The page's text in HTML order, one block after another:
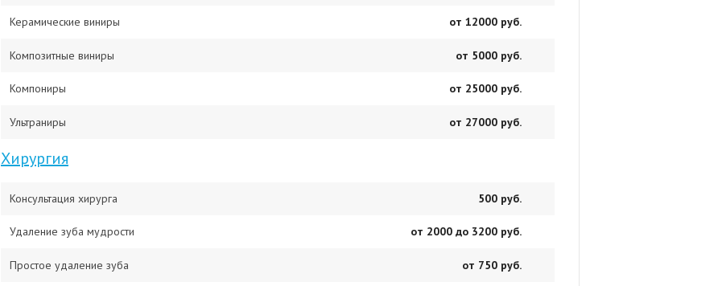
Керамические виниры от 12000 руб.
Композитные виниры от 5000 руб.
Компониры от 25000 руб.
Ультраниры от 27000 руб.
Хирургия
Консультация хирурга 500 руб.
Удаление зуба мудрости от 2000 до 3200 руб.
Простое удаление зуба от 750 руб.